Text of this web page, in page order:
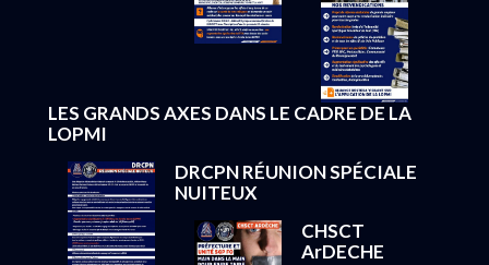
LES GRANDS AXES DANS LE CADRE DE LA
LOPMI
DRCPN RÉUNION SPÉCIALE
NUITEUX
CHSCT
ArDECHE